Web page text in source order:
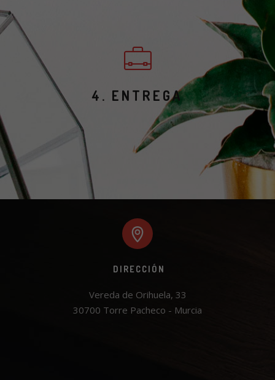
4. ENTREGA
DIRECCIÓN
Vereda de Orihuela, 33
30700 Torre Pacheco - Murcia